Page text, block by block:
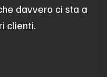
davvero ci sta a
clienti.